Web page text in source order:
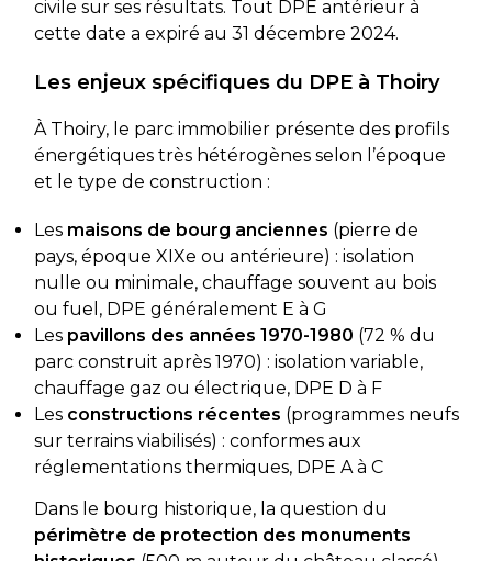
civile sur ses résultats. Tout DPE antérieur à
cette date a expiré au 31 décembre 2024.
Les enjeux spécifiques du DPE à Thoiry
À Thoiry, le parc immobilier présente des profils
énergétiques très hétérogènes selon l’époque
et le type de construction :
Les maisons de bourg anciennes (pierre de
pays, époque XIXe ou antérieure) : isolation
nulle ou minimale, chauffage souvent au bois
ou fuel, DPE généralement E à G
Les pavillons des années 1970-1980 (72 % du
parc construit après 1970) : isolation variable,
chauffage gaz ou électrique, DPE D à F
Les constructions récentes (programmes neufs
sur terrains viabilisés) : conformes aux
réglementations thermiques, DPE A à C
Dans le bourg historique, la question du
périmètre de protection des monuments